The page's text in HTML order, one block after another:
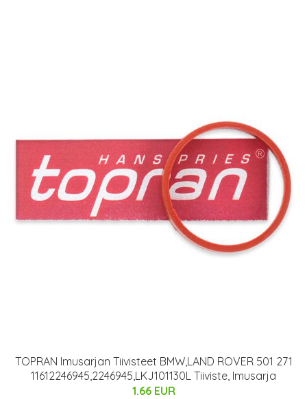
TOPRAN Imusarjan Tiivisteet BMW,LAND ROVER 501 271
11612246945,2246945,LKJ101130L Tiiviste, Imusarja
1.66 EUR